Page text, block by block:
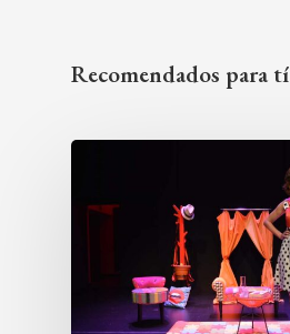
Recomendados para tí